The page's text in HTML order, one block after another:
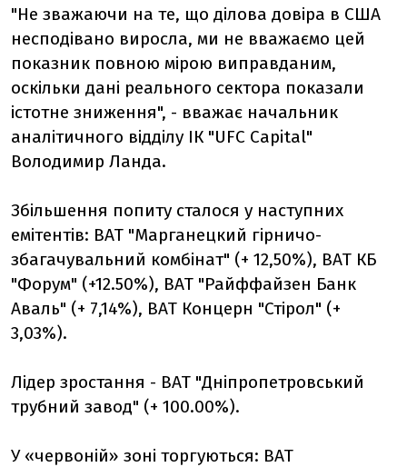
"Не зважаючи на те, що ділова довіра в США
несподівано виросла, ми не вважаємо цей
показник повною мірою виправданим,
оскільки дані реального сектора показали
істотне зниження", - вважає начальник
аналітичного відділу ІК "UFC Capital"
Володимир Ланда.
Збільшення попиту сталося у наступних
емітентів: ВАТ "Марганецкий гірничо-
збагачувальний комбінат" (+ 12,50%), ВАТ КБ
"Форум" (+12.50%), ВАТ "Райффайзен Банк
Аваль" (+ 7,14%), ВАТ Концерн "Стірол" (+
3,03%).
Лідер зростання - ВАТ "Дніпропетровський
трубний завод" (+ 100.00%).
У «червоній» зоні торгуються: ВАТ